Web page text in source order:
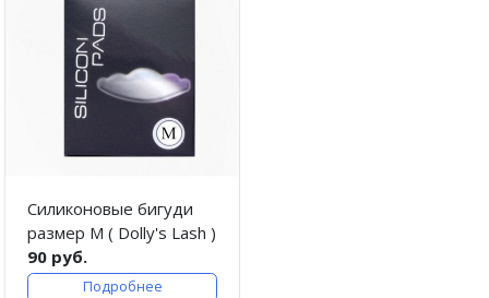
Силиконовые бигуди
размер M ( Dolly's Lash )
90 руб.
Подробнее